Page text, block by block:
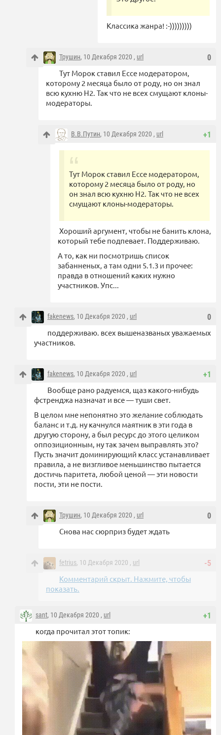
Классика жанра! :-)))))))))
0
Трушин, 10 Декабря 2020 , url
Тут Морок ставил Ессе модератором,
которому 2 месяца было от роду, но он знал
всю кухню Н2. Так что не всех смущают клоны-
модераторы.
+1
В.В.Путин, 10 Декабря 2020 , url
Тут Морок ставил Ессе модератором,
которому 2 месяца было от роду, но
он знал всю кухню Н2. Так что не всех
смущают клоны-модераторы.
Хороший аргумент, чтобы не банить клона,
который тебе подпевает. Поддерживаю.
А то, как ни посмотришь список
забанненых, а там одни 5.1.3 и прочее:
правда в отношений каких нужно
участников. Упс...
0
fakenews, 10 Декабря 2020 , url
поддерживаю. всех вышеназваных уважаемых
участников.
+1
fakenews, 10 Декабря 2020 , url
Вообще рано радуемся, щаз какого-нибудь
фстренджа назначат и все — туши свет.
В целом мне непонятно это желание соблюдать
баланс и т.д. ну качнулся маятник в эти года в
другую сторону, а был ресурс до этого целиком
оппозиционным, ну так зачем выправлять это?
Пусть значит доминирующий класс устанавливает
правила, а не визгливое меньшинство пытается
достичь паритета, любой ценой — эти новости
пости, эти не пости.
0
Трушин, 10 Декабря 2020 , url
Снова нас сюрприз будет ждать
-5
fetrius, 10 Декабря 2020 , url
Комментарий скрыт. Нажмите, чтобы
показать.
+1
sant, 10 Декабря 2020 , url
когда прочитал этот топик: